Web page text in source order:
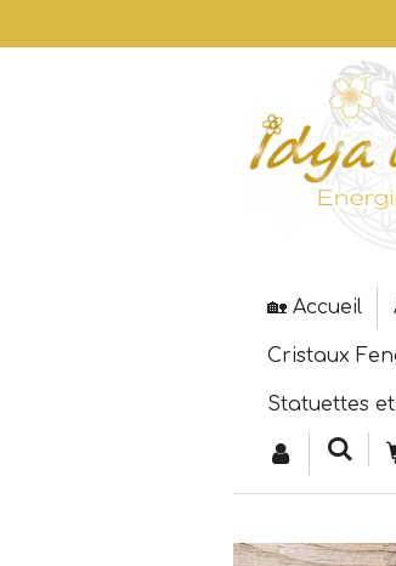
au
🏡 Accueil
Cristaux
Statuettes